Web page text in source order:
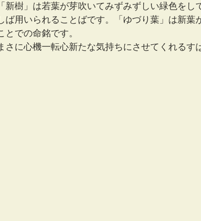
「新樹」は若葉が芽吹いてみずみずしい緑色を
ば用いられることばです。「ゆづり葉」は新
とでの命銘です。
さに心機一転心新たな気持ちにさせてくれるす